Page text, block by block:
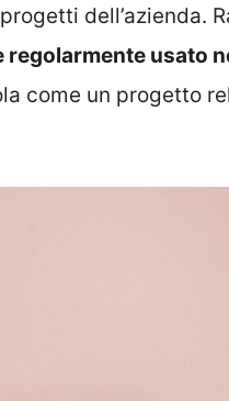
dell’azienda.
regolarmente usato
come un progetto